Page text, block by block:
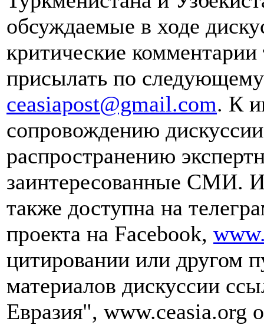
обсуждаемые в ходе
критические
присылать по
ceasiapost@gmail.com. К
сопровождению
распространению
заинтересованные СМИ.
также доступна на
проекта на Facebook,
цитировании или другом
материалов дискуссии
Евразия", www.ceasia.org